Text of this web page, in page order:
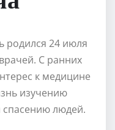
родился 24 июля
С ранних
к медицине
изучению
спасению людей.